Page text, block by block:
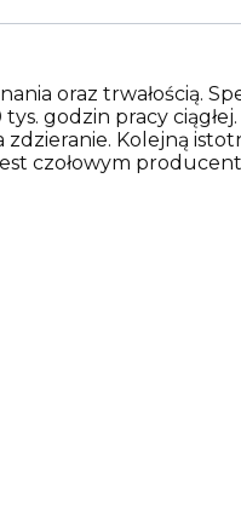
oraz trwałością.
godzin pracy ciągłej.
Kolejną
czołowym